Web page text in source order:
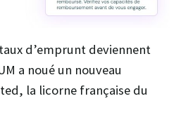
d’emprunt deviennent
a noué un nouveau
la licorne française du